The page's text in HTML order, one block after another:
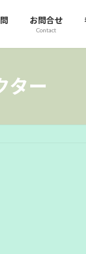
お問合せ
Contact
ター